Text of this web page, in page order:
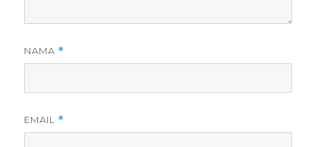
NAMA *
EMAIL *